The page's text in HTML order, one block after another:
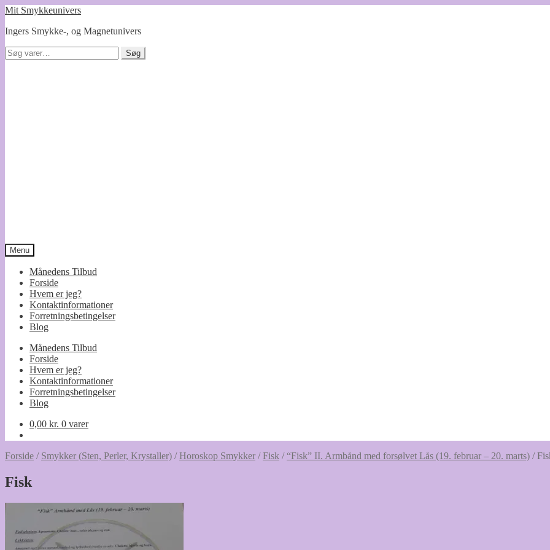
Spring
navigation
Spring
indhold
Mit Smykkeunivers
Ingers Smykke-, og Magnetunivers
Søg
efter:
Søg
Menu
Månedens Tilbud
Forside
Hvem er jeg?
Kontaktinformationer
Forretningsbetingelser
Blog
Månedens Tilbud
Forside
Hvem er jeg?
Kontaktinformationer
Forretningsbetingelser
Blog
0,00 kr. 0 varer
Forside / Smykker (Sten, Perler, Krystaller) /Horoskop Smykker /Fisk / “Fisk” II. Armbånd med forsølvet Lås (19. februar – 20. marts) /
Fisk